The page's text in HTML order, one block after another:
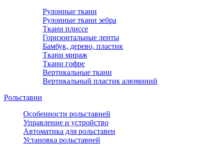
Рулонные ткани
Рулонные ткани зебра
Ткани плиссе
Горизонтальные ленты
Бамбук, дерево, пластик
Ткани мираж
Ткани гофре
Вертикальные ткани
Вертикальный пластик алюминий
Рольставни
Особенности рольставней
Управление и устройство
Автоматика для рольставен
Установка рольставней